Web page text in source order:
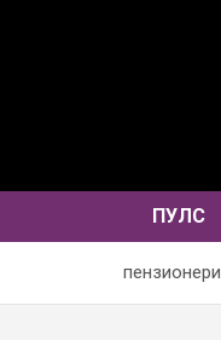
ПУЛС
пензионери